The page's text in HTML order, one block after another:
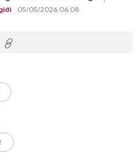
05/05/2026 06:08